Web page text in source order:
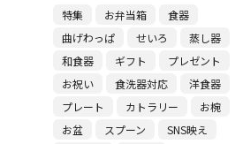
特集 お弁当箱
食器
曲げわっぱ
せいろ
蒸し器
和食器
ギフト
プレゼント
お祝い
食洗器対応
洋食器
プレート
カトラリー
お椀
お盆
スプーン
SNS映え